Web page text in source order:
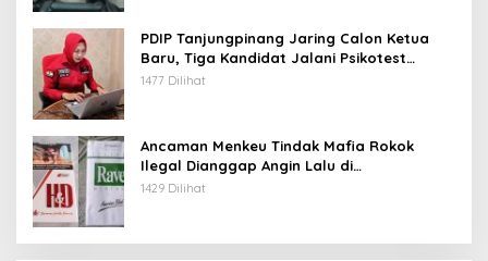
PDIP Tanjungpinang Jaring Calon Ketua
Baru, Tiga Kandidat Jalani Psikotest
Daring
1477 Dilihat
Ancaman Menkeu Tindak Mafia Rokok
Ilegal Dianggap Angin Lalu di
Tanjungpinang
1429 Dilihat